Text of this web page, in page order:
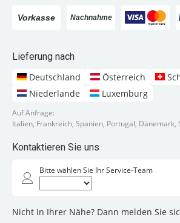
Lieferung nach
Deutschland
Österreich
Niederlande
Luxemburg
Auf Anfrage:
Italien, Frankreich, Spanien, Portugal, Dänemark,
Kontaktieren Sie uns
Bitte wählen Sie Ihr Service-Team
Nicht in Ihrer Nähe? Dann melden Sie